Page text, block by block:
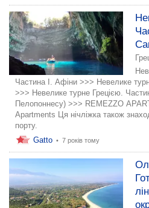
Частина I. Афіни >>> Невелике
>>> Невелике турне Грецією.
Пелопоннесу) >>> REMEZZO
Apartments Ця нічліжка також
порту.
Gatto • 7 років тому